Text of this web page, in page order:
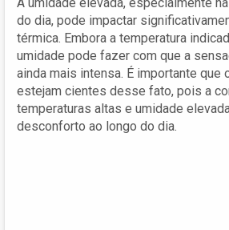
do dia, pode impactar
térmica. Embora a temperatura
umidade pode fazer com que a
ainda mais intensa. É importante que
estejam cientes desse fato, pois a
temperaturas altas e umidade
desconforto ao longo do dia.